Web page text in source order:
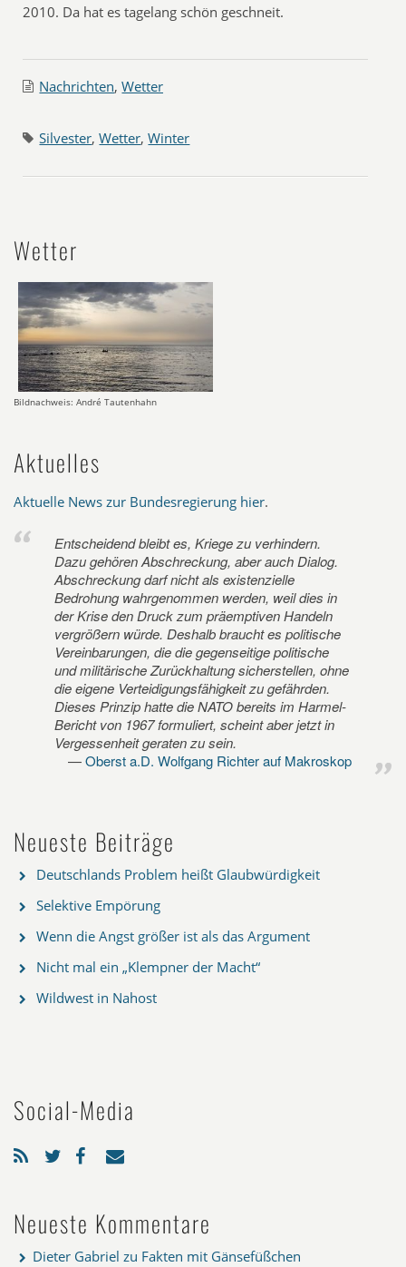
2010. Da hat es tagelang schön geschneit.
Nachrichten,Wetter
Silvester,Wetter,Winter
Wetter
Bildnachweis: André Tautenhahn
Aktuelles
Aktuelle News zur Bundesregierung hier.
Entscheidend bleibt es, Kriege zu verhindern.
Dazu gehören Abschreckung, aber auch Dialog.
Abschreckung darf nicht als existenzielle
Bedrohung wahrgenommen werden, weil dies in
der Krise den Druck zum präemptiven Handeln
vergrößern würde. Deshalb braucht es politische
Vereinbarungen, die die gegenseitige politische
und militärische Zurückhaltung sicherstellen, ohne
die eigene Verteidigungsfähigkeit zu gefährden.
Dieses Prinzip hatte die NATO bereits im Harmel-
Bericht von 1967 formuliert, scheint aber jetzt in
Vergessenheit geraten zu sein.
Oberst a.D. Wolfgang Richter auf Makroskop
Neueste Beiträge
Deutschlands Problem heißt Glaubwürdigkeit
Selektive Empörung
Wenn die Angst größer ist als das Argument
Nicht mal ein „Klempner der Macht“
Wildwest in Nahost
Social-Media
Neueste Kommentare
Dieter Gabriel zu Fakten mit Gänsefüßchen